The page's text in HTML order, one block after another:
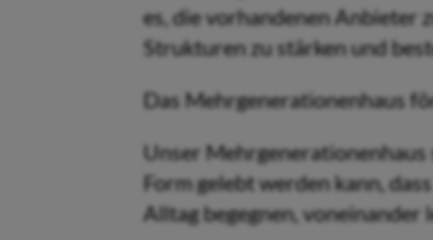
es, die vorhandenen Anbieter
Strukturen zu stärken und
Das Mehrgenerationenhaus
Unser
Form gelebt werden kann,
Alltag begegnen, voneinander